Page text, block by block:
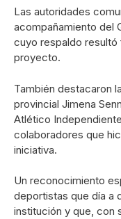
Las autoridades
acompañamiento del
cuyo respaldo resultó
proyecto.
También destacaron
provincial Jimena Senn
Atlético
colaboradores que
iniciativa.
Un reconocimiento
deportistas que día a
institución y que, con